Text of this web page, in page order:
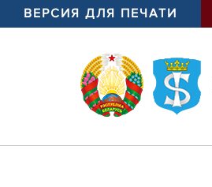
ВЕРСИЯ ДЛЯ ПЕЧАТИ